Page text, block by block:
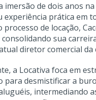
imersão de dois anos
experiência prática em
processo de locação,
consolidando sua
diretor comercial da
a Locativa foca em
para desmistificar a
intermediando